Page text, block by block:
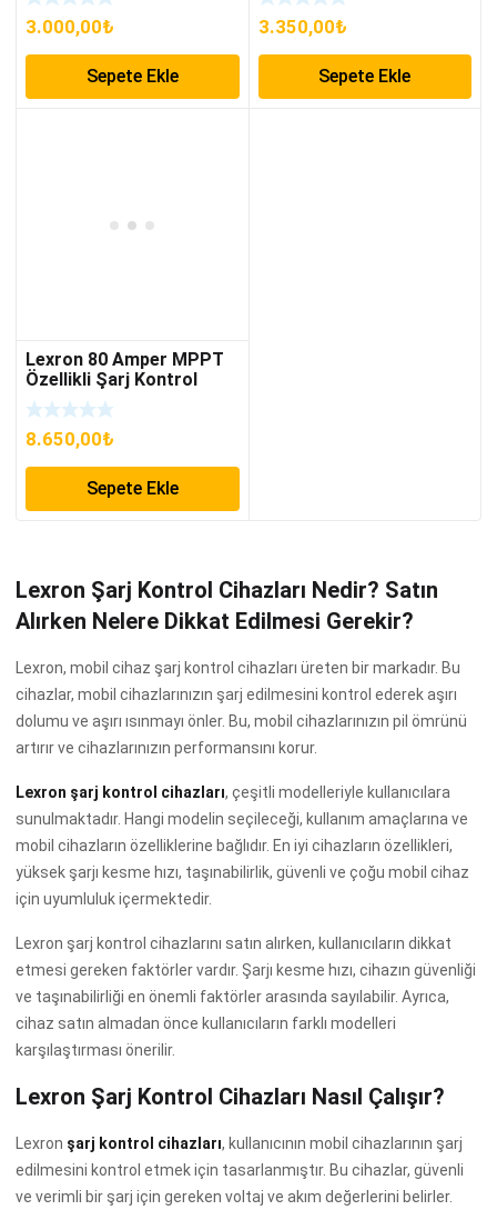
3.000,00₺
Sepete Ekle
3.350,00₺
Sepete Ekle
Lexron 80 Amper MPPT
Özellikli Şarj Kontrol
Cihazı
8.650,00₺
Sepete Ekle
Lexron Şarj Kontrol Cihazları Nedir? Satın
Alırken Nelere Dikkat Edilmesi Gerekir?
Lexron, mobil cihaz şarj kontrol cihazları üreten bir markadır. Bu
cihazlar, mobil cihazlarınızın şarj edilmesini kontrol ederek aşırı
dolumu ve aşırı ısınmayı önler. Bu, mobil cihazlarınızın pil ömrünü
artırır ve cihazlarınızın performansını korur.
Lexron şarj kontrol cihazları, çeşitli modelleriyle kullanıcılara
sunulmaktadır. Hangi modelin seçileceği, kullanım amaçlarına ve
mobil cihazların özelliklerine bağlıdır. En iyi cihazların özellikleri,
yüksek şarjı kesme hızı, taşınabilirlik, güvenli ve çoğu mobil cihaz
için uyumluluk içermektedir.
Lexron şarj kontrol cihazlarını satın alırken, kullanıcıların dikkat
etmesi gereken faktörler vardır. Şarjı kesme hızı, cihazın güvenliği
ve taşınabilirliği en önemli faktörler arasında sayılabilir. Ayrıca,
cihaz satın almadan önce kullanıcıların farklı modelleri
karşılaştırması önerilir.
Lexron Şarj Kontrol Cihazları Nasıl Çalışır?
Lexron şarj kontrol cihazları, kullanıcının mobil cihazlarının şarj
edilmesini kontrol etmek için tasarlanmıştır. Bu cihazlar, güvenli
ve verimli bir şarj için gereken voltaj ve akım değerlerini belirler.